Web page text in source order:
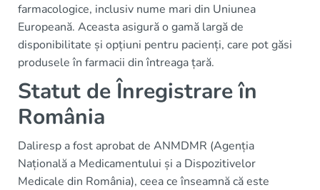
farmacologice, inclusiv nume mari din Uniunea
Europeană. Aceasta asigură o gamă largă de
disponibilitate și opțiuni pentru pacienți, care pot găsi
produsele în farmacii din întreaga țară.
Statut de Înregistrare în
România
Daliresp a fost aprobat de ANMDMR (Agenția
Națională a Medicamentului și a Dispozitivelor
Medicale din România), ceea ce înseamnă că este